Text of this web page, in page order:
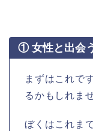
① 女性と出会
まずはこれで
るかもしれま
ぼくはこれま